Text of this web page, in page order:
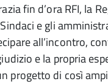
fin d’ora RFI, la
e gli
all’incontro,
e la propria
progetto di così